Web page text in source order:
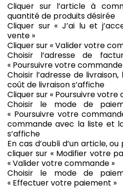
Cliquer sur l’article à
quantité de produits désirée
Cliquer sur « J’ai lu et
vente »
Cliquer sur « Valider votre
Choisir l’adresse de
« Poursuivre votre commande
Choisir l’adresse de
coût de livraison s’affiche
Cliquer sur « Poursuivre votre
Choisir le mode de
« Poursuivre votre
commande avec la liste et
s’affiche
En cas d’oubli d’un article,
cliquer sur « Modifier votre
« Valider votre commande »
Choisir le mode de
« Effectuer votre paiement »